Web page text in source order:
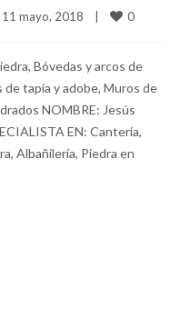
11 mayo, 2018 0
Bóvedas y arcos de
de tapia y adobe, Muros de
NOMBRE: Jesús
EN: Cantería,
Albañilería, Piedra en